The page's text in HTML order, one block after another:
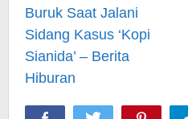
Buruk Saat Jalani
Sidang Kasus ‘Kopi
Sianida’ – Berita
Hiburan